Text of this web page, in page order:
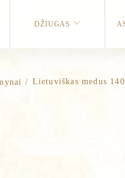
DŽIUGAS
/ Lietuviškas medus